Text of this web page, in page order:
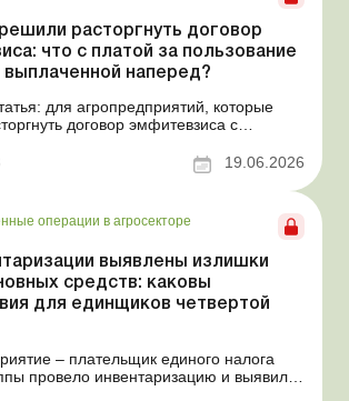
расторгнуть договор
что с платой за пользование
выплаченной наперед?
для агропредприятий, которые
договор эмфитевзиса с
эту ситуацию тем, что плата за
участком была выплачена
за несколько лет. В таком случае
19.06.2026
операции в агросекторе
выявлены излишки
средств: каковы
для единщиков четвертой
– плательщик единого налога
провело инвентаризацию и выявило